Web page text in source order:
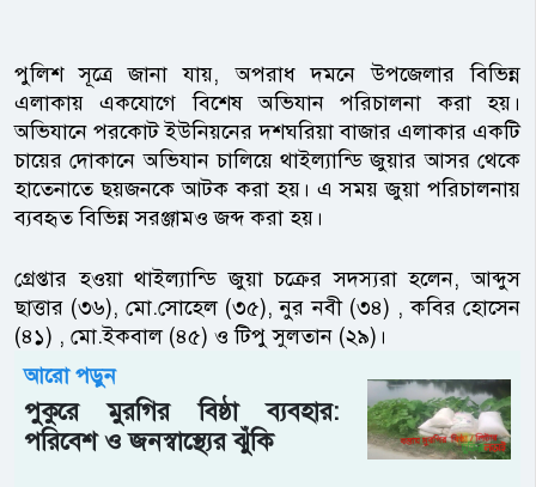
পুলিশ সূত্রে জানা যায়, অপরাধ দমনে উপজেলার বিভিন্ন
এলাকায় একযোগে বিশেষ অভিযান পরিচালনা করা হয়।
অভিযানে পরকোট ইউনিয়নের দশঘরিয়া বাজার এলাকার একটি
চায়ের দোকানে অভিযান চালিয়ে থাইল্যান্ডি জুয়ার আসর থেকে
হাতেনাতে ছয়জনকে আটক করা হয়। এ সময় জুয়া পরিচালনায়
ব্যবহৃত বিভিন্ন সরঞ্জামও জব্দ করা হয়।
গ্রেপ্তার হওয়া থাইল্যান্ডি জুয়া চক্রের সদস্যরা হলেন, আব্দুস
ছাত্তার (৩৬), মো.সোহেল (৩৫), নুর নবী (৩৪) , কবির হোসেন
(৪১) , মো.ইকবাল (৪৫) ও টিপু সুলতান (২৯)।
আরো পড়ুন
পুকুরে মুরগির বিষ্ঠা ব্যবহার:
পরিবেশ ও জনস্বাস্থ্যের ঝুঁকি